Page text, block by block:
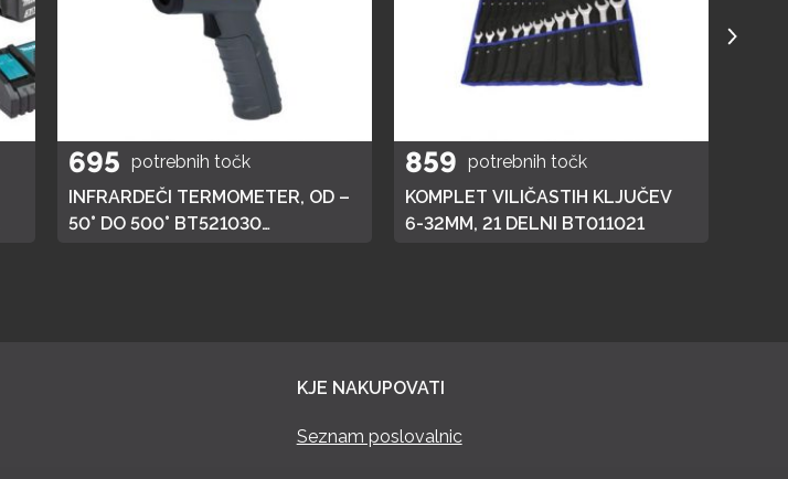
695 potrebnih točk
INFRARDEČI TERMOMETER, OD –
50° DO 500° BT521030
859 potrebnih točk
KOMPLET VILIČASTIH KLJUČEV
6-32MM, 21 DELNI BT011021
KJE NAKUPOVATI
Seznam poslovalnic